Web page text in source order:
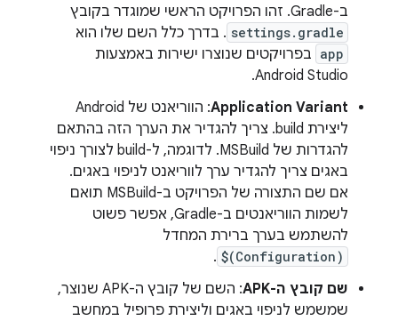
ב-Gradle. זהו הפרויקט הראשי שמוגדר בקובץ
settings.gradle . בדרך כלל השם שלו הוא
app בפרויקטים שנוצרו ישירות באמצעות
Android Studio.
Application Variant
: הווריאנט של Android
ליצירת build. צריך להגדיר את הערך הזה בהתאם
להגדרות של MSBuild. לדוגמה, ל-build לצורך ניפוי
באגים צריך להגדיר ערך לווריאנט לניפוי באגים.
אם שם התצורה של הפרויקט ב-MSBuild תואם
לשמות הווריאנטים ב-Gradle, אפשר פשוט
להשתמש בערך ברירת המחדל
$(Configuration)
.
שם קובץ ה-APK
: השם של קובץ ה-APK שנוצר,
שמשמש לניפוי באגים וליצירת פרופיל במחשב